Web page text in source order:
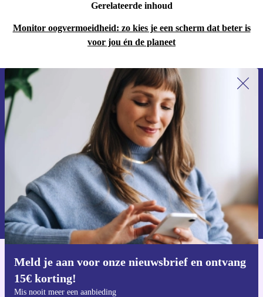
Gerelateerde inhoud
Monitor oogvermoeidheid: zo kies je een scherm dat beter is
voor jou én de planeet
Meld je aan voor onze nieuwsbrief en ontvang
15€ korting!
Mis nooit meer een aanbieding
Meld je aan voor onze nieuwsbrief en
ontvang €15 korting!
Mis nooit meer een aanbieding.
Voucher aanvragen
Informatie over het gebruik van persoonsgegevens vind je in ons
privacybeleid
Download de refurbed app